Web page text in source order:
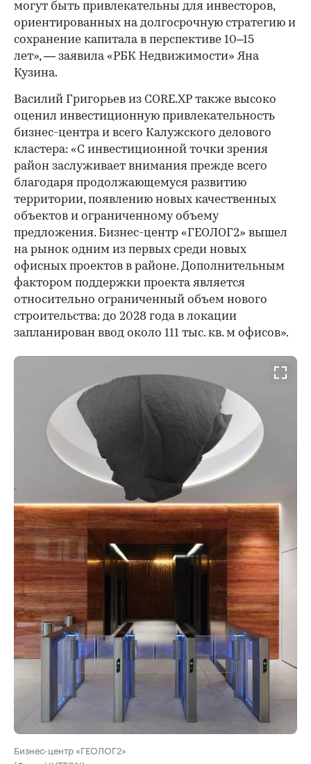
могут быть привлекательны для инвесторов,
ориентированных на долгосрочную стратегию и
сохранение капитала в перспективе 10–15
лет», — заявила «РБК Недвижимости» Яна
Кузина.
Василий Григорьев из CORE.XP также высоко
оценил инвестиционную привлекательность
бизнес-центра и всего Калужского делового
кластера: «С инвестиционной точки зрения
район заслуживает внимания прежде всего
благодаря продолжающемуся развитию
территории, появлению новых качественных
объектов и ограниченному объему
предложения. Бизнес-центр «ГЕОЛОГ2» вышел
на рынок одним из первых среди новых
офисных проектов в районе. Дополнительным
фактором поддержки проекта является
относительно ограниченный объем нового
строительства: до 2028 года в локации
запланирован ввод около 111 тыс. кв. м офисов».
Бизнес-центр «ГЕОЛОГ2»